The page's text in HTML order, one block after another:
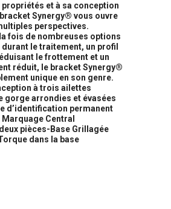
propriétés et à sa conception
Synergy® vous ouvre
perspectives.
fois de nombreuses options
le traitement, un profil
le frottement et un
réduit, le bracket Synergy®
unique en son genre.
à trois ailettes
gorge arrondies et évasées
d’identification permanent
Marquage Central
pièces-Base Grillagée
dans la base